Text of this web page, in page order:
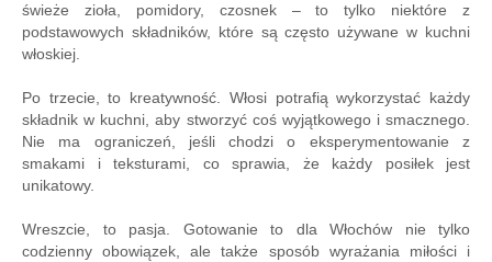
świeże zioła, pomidory, czosnek – to tylko niektóre z
podstawowych składników, które są często używane w kuchni
włoskiej.
Po trzecie, to kreatywność. Włosi potrafią wykorzystać każdy
składnik w kuchni, aby stworzyć coś wyjątkowego i smacznego.
Nie ma ograniczeń, jeśli chodzi o eksperymentowanie z
smakami i teksturami, co sprawia, że każdy posiłek jest
unikatowy.
Wreszcie, to pasja. Gotowanie to dla Włochów nie tylko
codzienny obowiązek, ale także sposób wyrażania miłości i